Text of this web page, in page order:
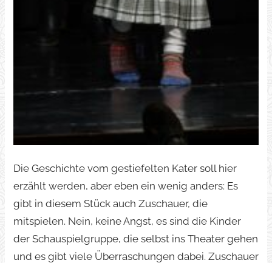
Die Geschichte vom gestiefelten Kater soll hier
erzählt werden, aber eben ein wenig anders: Es
gibt in diesem Stück auch Zuschauer, die
mitspielen. Nein, keine Angst, es sind die Kinder
der Schauspielgruppe, die selbst ins Theater gehen
und es gibt viele Überraschungen dabei. Zuschauer